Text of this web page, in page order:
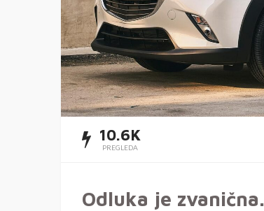
10.6K
PREGLEDA
Odluka je zvanična.